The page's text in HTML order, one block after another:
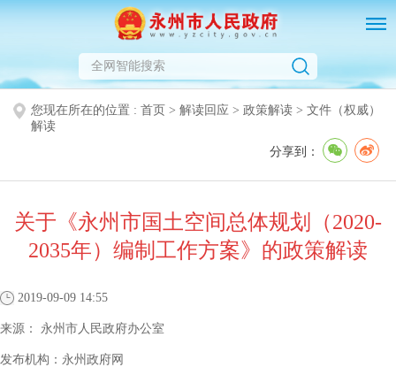
您现在所在的位置 : 首页 > 解读回应 > 政策解读 > 文件（权威）
解读
分享到：
关于《永州市国土空间总体规划（2020-
2035年）编制工作方案》的政策解读
2019-09-09 14:55
来源： 永州市人民政府办公室
发布机构： 永州政府网